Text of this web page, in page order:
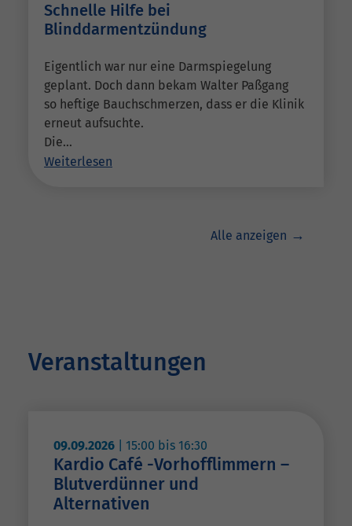
Schnelle Hilfe bei
Blinddarmentzündung
Eigentlich war nur eine Darmspiegelung
geplant. Doch dann bekam Walter Paßgang
so heftige Bauchschmerzen, dass er die Klinik
erneut aufsuchte.
Die…
Weiterlesen
Alle anzeigen
Veranstaltungen
09.09.2026 15:00 bis 16:30
Kardio Café -Vorhofflimmern –
Blutverdünner und
Alternativen